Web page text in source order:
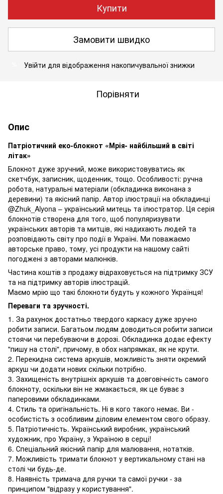
Купити
Замовити швидко
Увійти для відображення накопичувальної знижки
Порівняти
Опис
Патріотичний еко-блокнот «Мрія- найбільший в світі
літак»
Блокнот дуже зручний, може використовуватись як
скетчбук, записник, щоденник, тощо. Особливості: ручна
робота, натуральні матеріали (обкладинка виконана з
деревини) та якісний папір. Автор ілюстрації на обкладинці
@Zhuk_Alyona – український митець та ілюстратор. Ця серія
блокнотів створена для того, щоб популяризувати
українських авторів та митців, які надихають людей та
розповідають світу про події в Україні. Ми поважаємо
авторське право, тому, усі продукти на нашому сайті
погоджені з авторами малюнків.
Частина коштів з продажу відраховується на підтримку ЗСУ
та на підтримку авторів ілюстрацій.
Маємо мрію що такі блокноти будуть у кожного Українця!
Переваги та зручності.
1. За рахунок достатньо твердого каркасу дуже зручно
робити записи. Багатьом людям доводиться робити записи
стоячи чи перебуваючи в дорозі. Обкладинка додає ефекту
"пишу на столі", причому, в обох напрямках, як не крути.
2. Перекидна система аркушів, можливість зняти окремий
аркуш чи додати нових скільки потрібно.
3. Захищеність внутрішніх аркушів та довговічність самого
блокноту, оскільки він не жмакається, як це буває з
паперовими обкладинками.
4. Стиль та оригінальність. Ні в кого такого немає. Ви -
особистість з особливим діловим елементом свого образу.
5. Патріотичність. Український виробник, український
художник, про Україну, з Україною в серці!
6. Спеціальний якісний папір для малювання, нотатків.
7. Можливість тримати блокнот у вертикальному стані на
столі чи будь-де.
8. Наявність тримача для ручки та самої ручки - за
принципом "відразу у користування".